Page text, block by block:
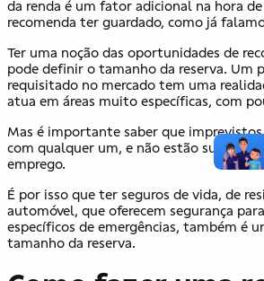
da renda é um fator adicional na hora
recomenda ter guardado, como já
Ter uma noção das oportunidades de
pode definir o tamanho da reserva. Um
requisitado no mercado tem uma
atua em áreas muito específicas, com
Mas é importante saber que
com qualquer um, e não estão sujeitos
emprego.
É por isso que ter seguros de vida, de
automóvel, que oferecem segurança
específicos de emergências, também é
tamanho da reserva.